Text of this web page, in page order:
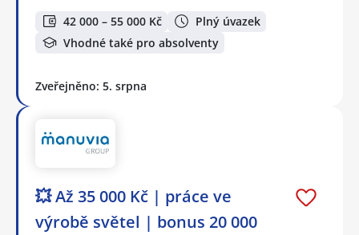
42 000 – 55 000 Kč
Plný úvazek
Vhodné také pro absolventy
Zveřejněno: 5. srpna
💥 Až 35 000 Kč | práce ve
výrobě světel | bonus 20 000